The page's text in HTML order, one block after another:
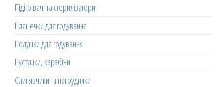
Підігрівачі та стерилізатори
Пляшечки для годування
Подушки для годування
Пустушки, карабіни
Слинявчики та нагрудники